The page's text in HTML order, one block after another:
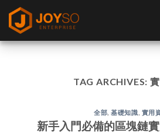
Skip
content
TAG ARCHIVES:
全部 ,基礎知識 實用
新手入門必備的區塊鏈